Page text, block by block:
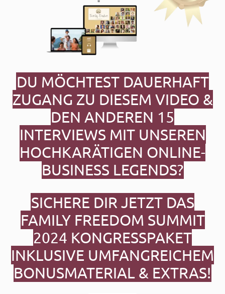
DU MÖCHTEST DAUERHAFT
ZUGANG ZU DIESEM VIDEO &
DEN ANDEREN 15
INTERVIEWS MIT UNSEREN
HOCHKARÄTIGEN ONLINE-
BUSINESS LEGENDS?
SICHERE DIR JETZT DAS
FAMILY FREEDOM SUMMIT
2024 KONGRESSPAKET
INKLUSIVE UMFANGREICHEM
BONUSMATERIAL & EXTRAS!